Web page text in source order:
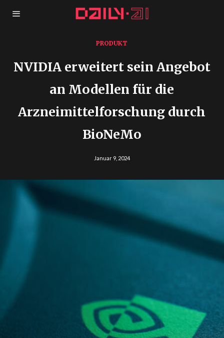
PRODUKT
NVIDIA erweitert sein Angebot
an Modellen für die
Arzneimittelforschung durch
BioNeMo
Januar 9, 2024